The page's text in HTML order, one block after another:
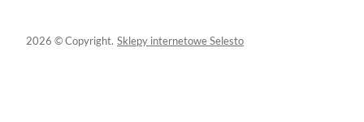
2026 © Copyright. Sklepy internetowe Selesto